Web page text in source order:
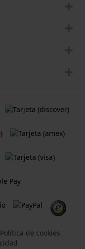
Política de cookies